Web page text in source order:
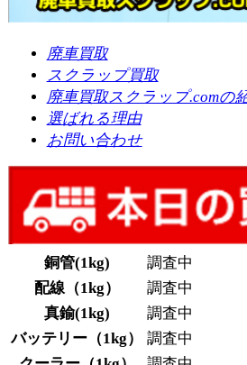
廃車買取
廃車買取スクラップ.comの紹介
選ばれる理由
お問い合わせ
銅管(1kg)
調査中
配線（1kg）
調査中
真鍮(1kg)
調査中
バッテリー（1kg）
クーラー（1kg）
調査中
買取事例